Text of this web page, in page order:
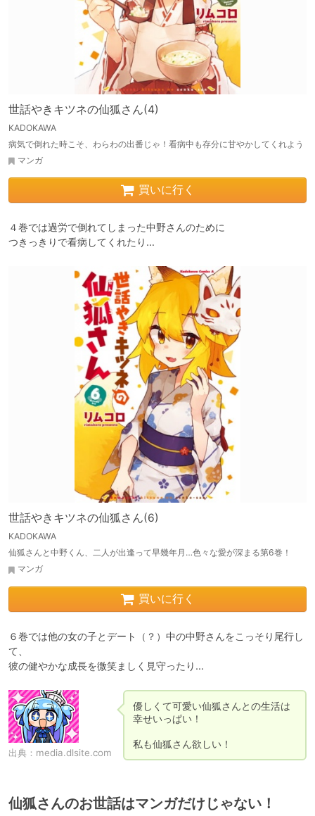
世話やきキツネの仙狐さん(4)
KADOKAWA
病気で倒れた時こそ、わらわの出番じゃ！看病中も存分に甘やかしてくれよう
マンガ
買いに行く
４巻では過労で倒れてしまった中野さんのために
つきっきりで看病してくれたり…
世話やきキツネの仙狐さん(6)
KADOKAWA
仙狐さんと中野くん、二人が出逢って早幾年月…色々な愛が深まる第6巻！
マンガ
買いに行く
６巻では他の女の子とデート（？）中の中野さんをこっそり尾行し
て、
彼の健やかな成長を微笑ましく見守ったり…
出典： media.dlsite.com
優しくて可愛い仙狐さんとの生活は
幸せいっぱい！
私も仙狐さん欲しい！
仙狐さんのお世話はマンガだけじゃない！